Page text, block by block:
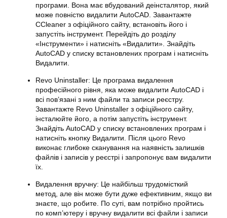
програми. Вона має вбудований деінсталятор, який
може повністю видалити AutoCAD. Завантажте
CCleaner з офіційного сайту, встановіть його і
запустіть інструмент. Перейдіть до розділу
«Інструменти» і натисніть «Видалити». Знайдіть
AutoCAD у списку встановлених програм і натисніть
Видалити.
Revo Uninstaller: Це програма видалення
професійного рівня, яка може видалити AutoCAD і
всі пов’язані з ним файли та записи реєстру.
Завантажте Revo Uninstaller з офіційного сайту,
інсталюйте його, а потім запустіть інструмент.
Знайдіть AutoCAD у списку встановлених програм і
натисніть кнопку Видалити. Після цього Revo
виконає глибоке сканування на наявність залишків
файлів і записів у реєстрі і запропонує вам видалити
їх.
Видалення вручну: Це найбільш трудомісткий
метод, але він може бути дуже ефективним, якщо ви
знаєте, що робите. По суті, вам потрібно пройтись
по комп’ютеру і вручну видалити всі файли і записи